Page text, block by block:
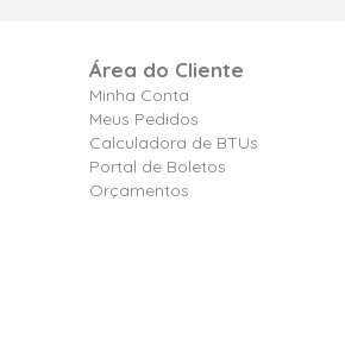
Área do Cliente
Minha Conta
Meus Pedidos
Calculadora de BTUs
Portal de Boletos
Orçamentos